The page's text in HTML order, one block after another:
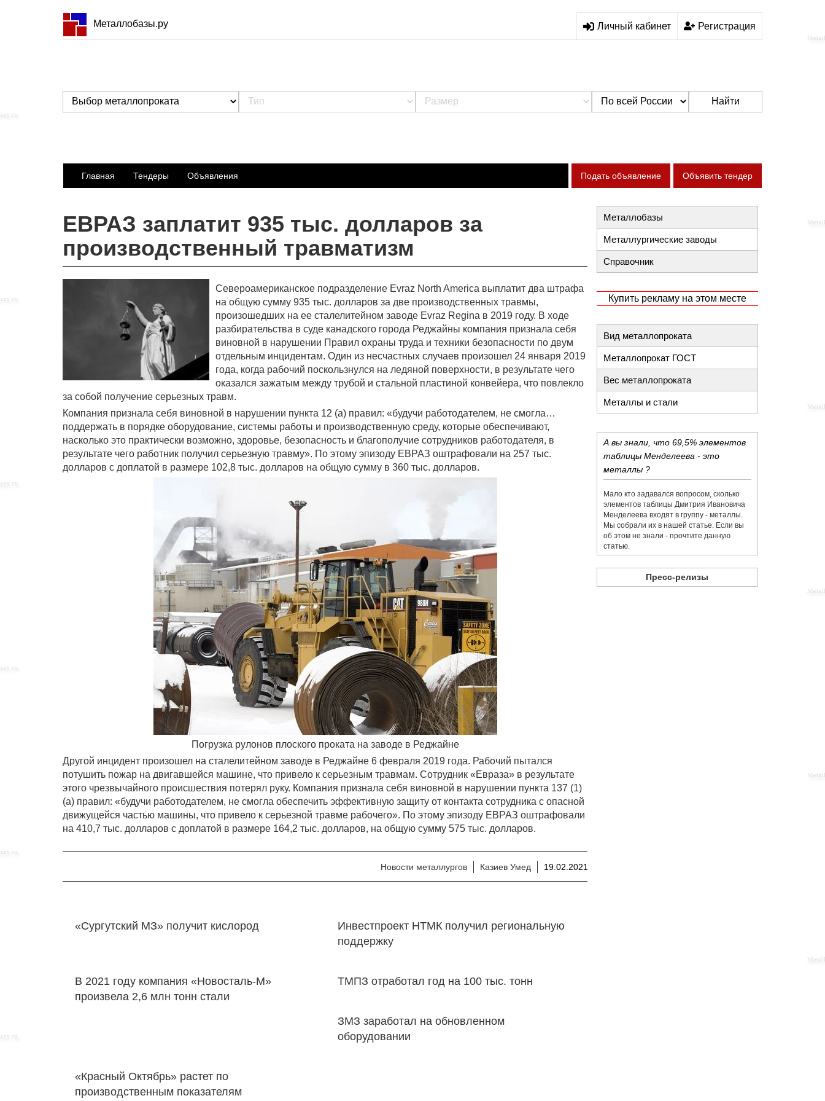
Металлобазы.ру Личный кабинет Регистрация
Найти
Главная Тендеры Объявления Подать объявление Объявить тендер
ЕВРАЗ заплатит 935 тыс. долларов за
производственный травматизм
Североамериканское подразделение Evraz North America выплатит два штрафа
на общую сумму 935 тыс. долларов за две производственных травмы,
произошедших на ее сталелитейном заводе Evraz Regina в 2019 году. В ходе
разбирательства в суде канадского города Реджайны компания признала себя
виновной в нарушении Правил охраны труда и техники безопасности по двум
отдельным инцидентам. Один из несчастных случаев произошел 24 января 2019
года, когда рабочий поскользнулся на ледяной поверхности, в результате чего
оказался зажатым между трубой и стальной пластиной конвейера, что повлекло
за собой получение серьезных травм.
Компания признала себя виновной в нарушении пункта 12 (а) правил: «будучи работодателем, не смогла…
поддержать в порядке оборудование, системы работы и производственную среду, которые обеспечивают,
насколько это практически возможно, здоровье, безопасность и благополучие сотрудников работодателя, в
результате чего работник получил серьезную травму». По этому эпизоду ЕВРАЗ оштрафовали на 257 тыс.
долларов с доплатой в размере 102,8 тыс. долларов на общую сумму в 360 тыс. долларов.
Погрузка рулонов плоского проката на заводе в Реджайне
Другой инцидент произошел на сталелитейном заводе в Реджайне 6 февраля 2019 года. Рабочий пытался
потушить пожар на двигавшейся машине, что привело к серьезным травмам. Сотрудник «Евраза» в результате
этого чрезвычайного происшествия потерял руку. Компания признала себя виновной в нарушении пункта 137 (1)
(а) правил: «будучи работодателем, не смогла обеспечить эффективную защиту от контакта сотрудника с опасной
движущейся частью машины, что привело к серьезной травме рабочего». По этому эпизоду ЕВРАЗ оштрафовали
на 410,7 тыс. долларов с доплатой в размере 164,2 тыс. долларов, на общую сумму 575 тыс. долларов.
Новости металлургов Казиев Умед 19.02.2021
«Сургутский МЗ» получит кислород
Инвестпроект НТМК получил региональную
поддержку
В 2021 году компания «Новосталь-М»
произвела 2,6 млн тонн стали
ТМПЗ отработал год на 100 тыс. тонн
ЗМЗ заработал на обновленном
оборудовании
«Красный Октябрь» растет по
производственным показателям
Металлобазы
Металлургические заводы
Справочник
Купить рекламу на этом месте
Вид металлопроката
Металлопрокат ГОСТ
Вес металлопроката
Металлы и стали
А вы знали, что 69,5% элементов
таблицы Менделеева - это
металлы ?
Мало кто задавался вопросом, сколько
элементов таблицы Дмитрия Ивановича
Менделеева входят в группу - металлы.
Мы собрали их в нашей статье. Если вы
об этом не знали - прочтите данную
статью.
Пресс-релизы